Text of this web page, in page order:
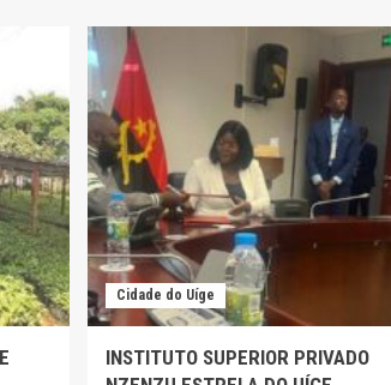
Cidade do Uíge
INSTITUTO SUPERIOR PRIVADO